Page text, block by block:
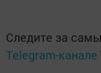
Следите за
Telegram-канале